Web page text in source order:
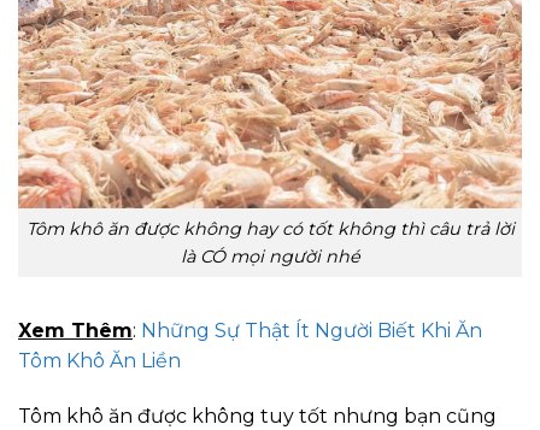
Tôm khô ăn được không hay có tốt không thì câu trả lời
là CÓ mọi người nhé
Xem Thêm: Những Sự Thật Ít Người Biết Khi Ăn
Tôm Khô Ăn Liền
Tôm khô ăn được không tuy tốt nhưng bạn cũng